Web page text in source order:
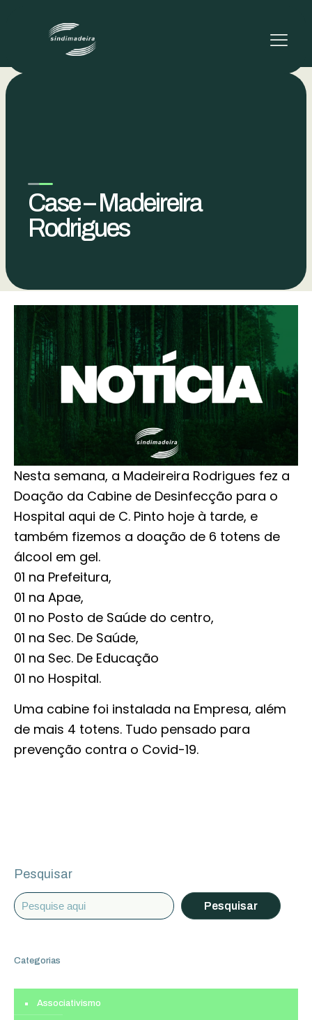
Case – Madeireira Rodrigues
Case – Madeireira
Rodrigues
Nesta semana, a Madeireira Rodrigues fez a
Doação da Cabine de Desinfecção para o
Hospital aqui de C. Pinto hoje à tarde, e
também fizemos a doação de 6 totens de
álcool em gel.
01 na Prefeitura,
01 na Apae,
01 no Posto de Saúde do centro,
01 na Sec. De Saúde,
01 na Sec. De Educação
01 no Hospital.
Uma cabine foi instalada na Empresa, além
de mais 4 totens. Tudo pensado para
prevenção contra o Covid-19.
Pesquisar
Pesquisar
Categorias
Associativismo